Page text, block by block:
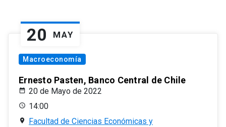
20 MAY
Macroeconomía
Ernesto Pasten, Banco Central de Chile
20 de Mayo de 2022
14:00
Facultad de Ciencias Económicas y